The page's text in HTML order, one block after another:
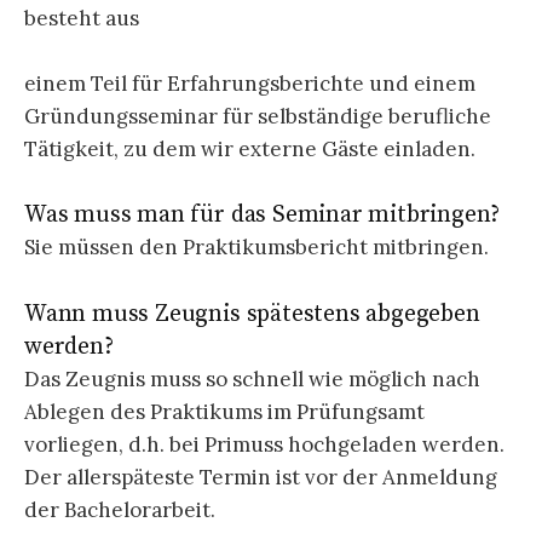
besteht aus
einem Teil für Erfahrungsberichte und einem
Gründungsseminar für selbständige berufliche
Tätigkeit, zu dem wir externe Gäste einladen.
Was muss man für das Seminar mitbringen?
Sie müssen den Praktikumsbericht mitbringen.
Wann muss Zeugnis spätestens abgegeben
werden?
Das Zeugnis muss so schnell wie möglich nach
Ablegen des Praktikums im Prüfungsamt
vorliegen, d.h. bei Primuss hochgeladen werden.
Der allerspäteste Termin ist vor der Anmeldung
der Bachelorarbeit.